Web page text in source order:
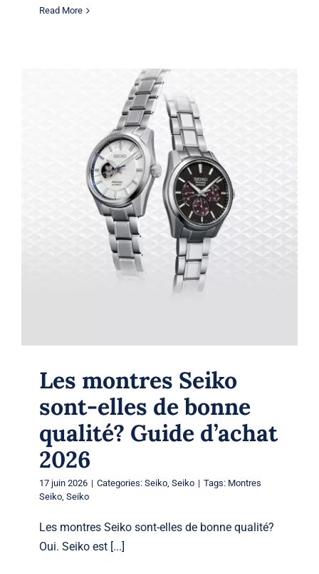
Read More
Les montres Seiko sont-elles de
bonne qualité? Guide d’achat 2026
Seiko Seiko
Les montres Seiko
sont-elles de bonne
qualité? Guide d’achat
2026
17 juin 2026 | Categories: Seiko, Seiko | Tags: Montres
Seiko, Seiko
Les montres Seiko sont-elles de bonne qualité?
Oui. Seiko est [...]